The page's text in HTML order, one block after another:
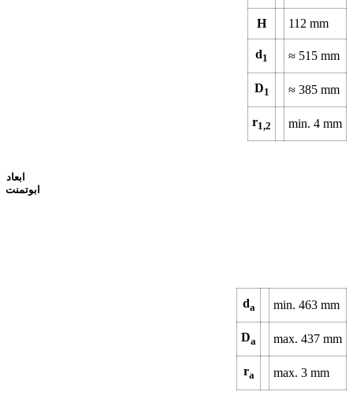
H 112 mm
d1 ≈ 515 mm
D1 ≈ 385 mm
r1,2 min. 4 mm
ابعاد
ابوتمنت
da min. 463 mm
Da max. 437 mm
ra max. 3 mm